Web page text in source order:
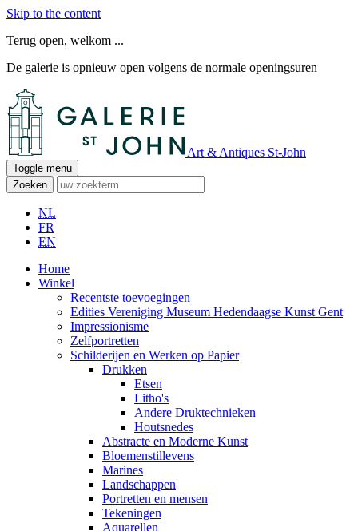
Skip to the content
Terug open, welkom ...
De galerie is opnieuw open volgens de normale openingsuren
Art & Antiques St-John
Toggle menu
Zoeken
NL
FR
EN
Home
Winkel
Recentste toevoegingen
Edities Vereniging Museum Hedendaagse Kunst Gent
Impressionisme
Zelfportretten
Schilderijen en Werken op Papier
Drukken
Etsen
Litho's
Andere Druktechnieken
Houtsnedes
Abstracte en Moderne Kunst
Bloemenstillevens
Marines
Landschappen
Portretten en mensen
Tekeningen
Aquarellen